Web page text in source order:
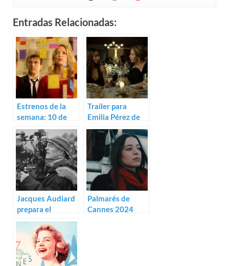
Entradas Relacionadas:
Estrenos de la
semana: 10 de
septiembre
(2021)
Trailer para
Emilia Pérez de
Jacques Audiard
Jacques Audiard
prepara el
musical trans
Emilia Pérez
Palmarés de
Cannes 2024